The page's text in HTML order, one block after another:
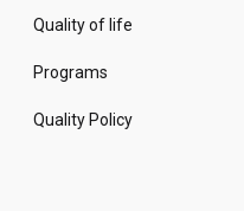
Quality of life
Programs
Quality Policy